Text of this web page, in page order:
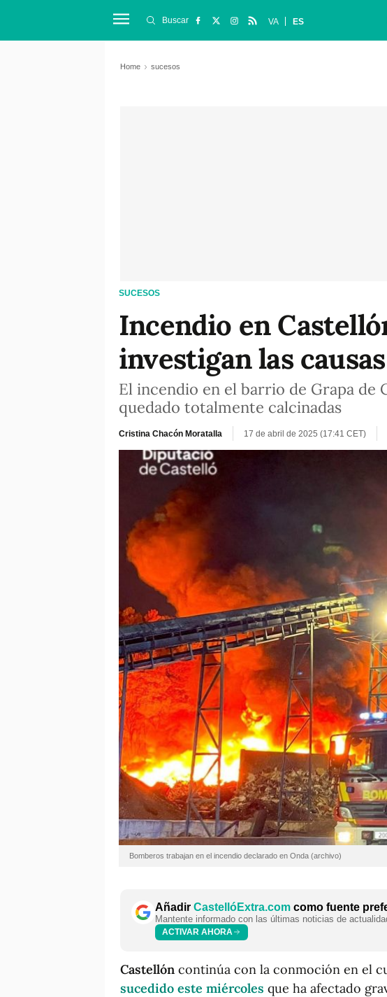
Buscar VA ES
Home sucesos
SUCESOS
Incendio en
investigan las causas
El incendio en el barrio de Grapa de
quedado totalmente calcinadas
Cristina Chacón Moratalla 17 de abril de 2025 (17:41 CET)
Bomberos trabajan en el incendio declarado en Onda (archivo)
Añadir CastellóExtra.com como fuente
Mantente informado con las últimas noticias de
ACTIVAR AHORA
Castellón continúa con la conmoción en el
sucedido este miércoles que ha afectado